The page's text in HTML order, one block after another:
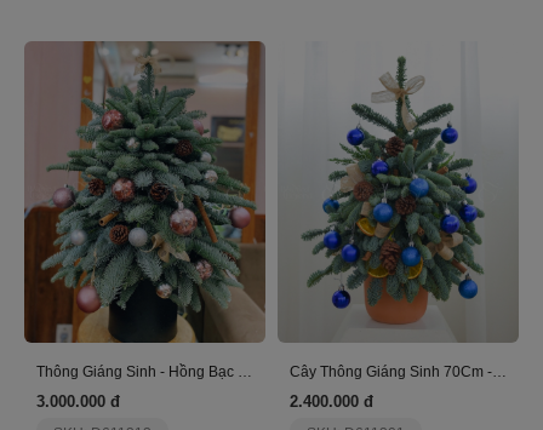
Thông Giáng Sinh - Hồng Bạc - 80Cm
3.000.000 đ
Cây Thông Giáng Sinh 70Cm - Nhập Khẩu - Xanh
2.400.000 đ